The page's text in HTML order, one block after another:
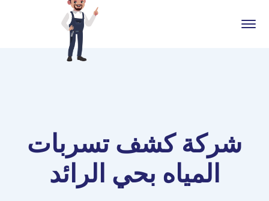
شركة كشف تسربات
المياه بحي الرائد